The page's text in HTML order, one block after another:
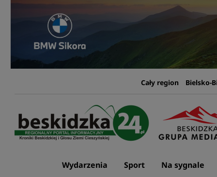
Przejdź
Cały region Bielsko-
Wydarzenia Sport Na sygnale